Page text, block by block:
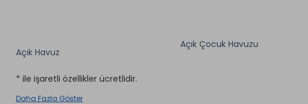
* ile işaretli özellikler ücretlidir.
Açık Havuz
Açık Çocuk Havuzu
* ile işaretli özellikler ücretlidir.
Daha Fazla Göster